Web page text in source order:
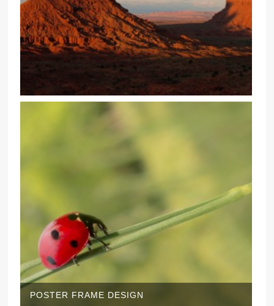
POSTER FRAME DESIGN